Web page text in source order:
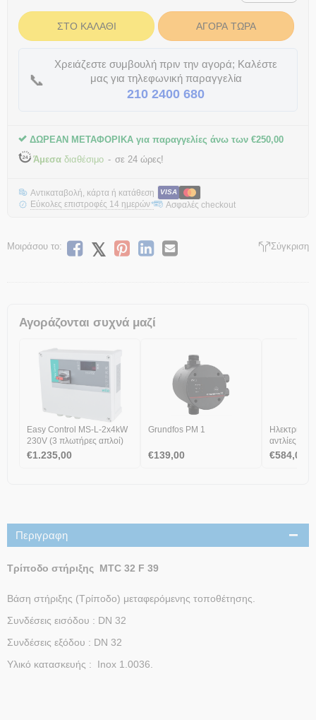
ΣΤΟ ΚΑΛΆΘΙ ΑΓΟΡΆ ΤΏΡΑ
📞
Χρειάζεστε συμβουλή πριν την αγορά; Καλέστε
μας για τηλεφωνική παραγγελία
210 2400 680
ΔΩΡΕΑΝ ΜΕΤΑΦΟΡΙΚΑ για παραγγελίες άνω των €250,00
Άμεσα διαθέσιμο σε 24 ώρες!
Αντικαταβολή, κάρτα ή κατάθεση VISA
Εύκολες επιστροφές 14 ημερών* Ασφαλές checkout
Μοιράσου το: Σύγκριση
Αγοράζονται συχνά μαζί
Easy Control MS-L-2x4kW
230V (3 πλωτήρες απλοί)
€1.235,00
Grundfos PM 1
€139,00
Ηλεκτρικός
αντλίες
€584,00
Περιγραφη
Τρίποδο στήριξης MTC 32 F 39
Βάση στήριξης (Τρίποδο) μεταφερόμενης τοποθέτησης.
Συνδέσεις εισόδου : DN 32
Συνδέσεις εξόδου : DN 32
Υλικό κατασκευής : Inox 1.0036.